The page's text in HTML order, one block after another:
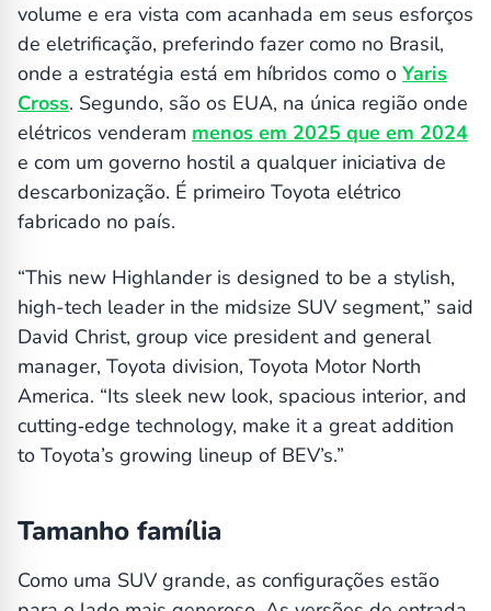
volume e era vista com acanhada em seus esforços
de eletrificação, preferindo fazer como no Brasil,
onde a estratégia está em híbridos como o Yaris
Cross. Segundo, são os EUA, na única região onde
elétricos venderam menos em 2025 que em 2024
e com um governo hostil a qualquer iniciativa de
descarbonização. É primeiro Toyota elétrico
fabricado no país.
“This new Highlander is designed to be a stylish,
high-tech leader in the midsize SUV segment,” said
David Christ, group vice president and general
manager, Toyota division, Toyota Motor North
America. “Its sleek new look, spacious interior, and
cutting‑edge technology, make it a great addition
to Toyota’s growing lineup of BEV’s.”
Tamanho família
Como uma SUV grande, as configurações estão